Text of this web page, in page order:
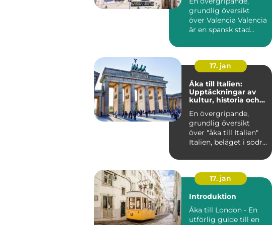
grundlig översikt
över Valencia Valencia
är en spansk stad
Medelhavets...
17. jan
Åka till Italien:
Upptäckningar av
kultur, historia och
En övergripande,
grundlig översikt
över "åka till Italien"
Italien, beläget i södra
17. jan
Introduktion
Åka till London - En
utförlig guide till en